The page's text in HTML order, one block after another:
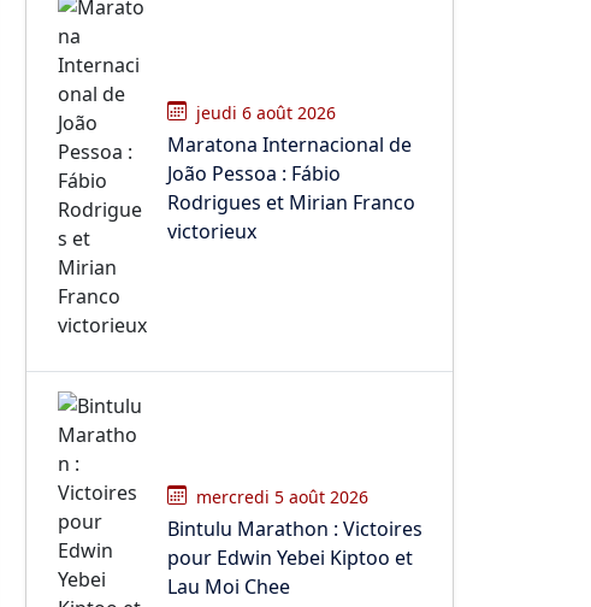
jeudi 6 août 2026
Maratona Internacional de
João Pessoa : Fábio
Rodrigues et Mirian Franco
victorieux
mercredi 5 août 2026
Bintulu Marathon : Victoires
pour Edwin Yebei Kiptoo et
Lau Moi Chee